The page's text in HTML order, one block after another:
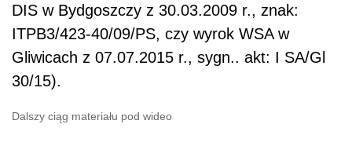
DIS w Bydgoszczy z 30.03.2009 r., znak:
ITPB3/423-40/09/PS, czy wyrok WSA w
Gliwicach z 07.07.2015 r., sygn.. akt: I SA/Gl
30/15).
Dalszy ciąg materiału pod wideo